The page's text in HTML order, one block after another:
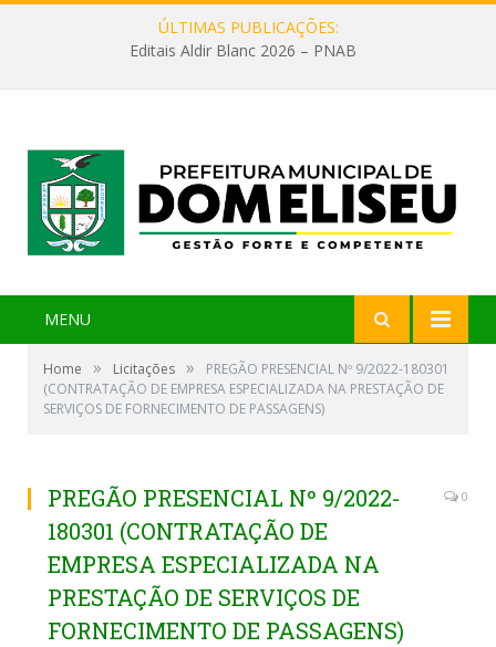
ÚLTIMAS PUBLICAÇÕES:
Editais Aldir Blanc 2026 – PNAB
MENU
Home » Licitações »
PREGÃO PRESENCIAL Nº 9/2022-180301
(CONTRATAÇÃO DE EMPRESA ESPECIALIZADA NA PRESTAÇÃO DE
SERVIÇOS DE FORNECIMENTO DE PASSAGENS)
PREGÃO PRESENCIAL Nº 9/2022-
180301 (CONTRATAÇÃO DE
EMPRESA ESPECIALIZADA NA
PRESTAÇÃO DE SERVIÇOS DE
FORNECIMENTO DE PASSAGENS)
0